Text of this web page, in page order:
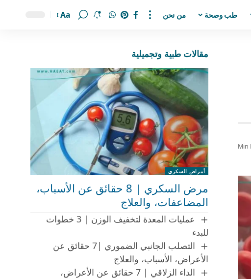
طب وصحة من نحن Aa
مقالات طبية وتجميلية
أمراض السكري
مرض السكري | 8 حقائق عن الأسباب،
المضاعفات، والعلاج
عمليات المعدة لتخفيف الوزن | 3 خطوات
للبدء
التصلب الجانبي الضموري |7 حقائق عن
الأعراض، الأسباب، والعلاج
الداء الزلاقي | 7 حقائق عن الأعراض،